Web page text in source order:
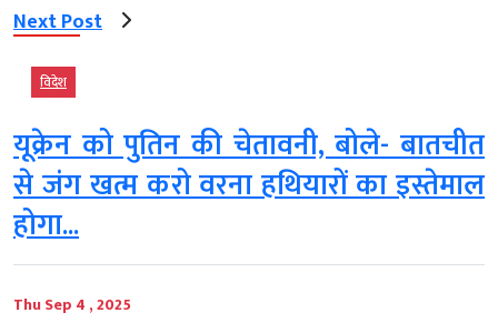
Next Post
विदेश
यूक्रेन को पुतिन की चेतावनी, बोले- बातचीत
से जंग खत्म करो वरना हथियारों का इस्तेमाल
होगा...
Thu Sep 4 , 2025